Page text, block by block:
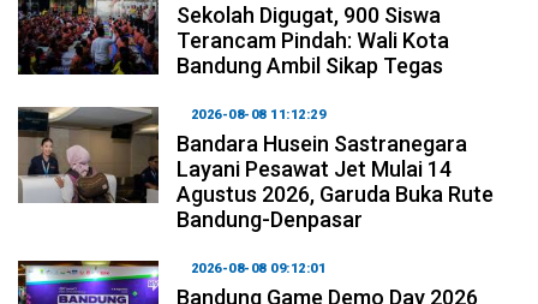
Sekolah Digugat, 900 Siswa
Terancam Pindah: Wali Kota
Bandung Ambil Sikap Tegas
2026-08-08 11:12:29
Bandara Husein Sastranegara
Layani Pesawat Jet Mulai 14
Agustus 2026, Garuda Buka Rute
Bandung-Denpasar
2026-08-08 09:12:01
Bandung Game Demo Day 2026